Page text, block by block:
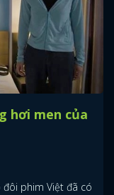
hơi men của
phim Việt đã có